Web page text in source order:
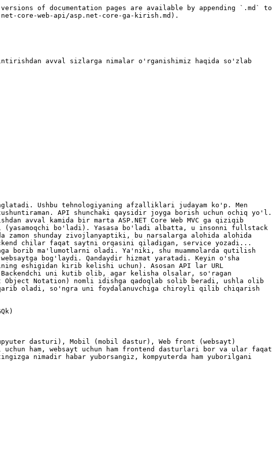
of documentation pages are available by appending `.md` to
core-web-api/asp.net-core-ga-kirish.md).
avval sizlarga nimalar o'rganishimiz haqida so'zlab
Ushbu tehnologiyaning afzalliklari judayam ko'p. Men
API shunchaki qaysidir joyga borish uchun ochiq yo'l.
avval kamida bir marta ASP.NET Core Web MVC ga qiziqib
(yasamoqchi bo'ladi). Yasasa bo'ladi albatta, u insonni fullstack
shunday zivojlanyaptiki, bu narsalarga alohida alohida
chilar faqat saytni orqasini qiladigan, service yozadi...
ma'lumotlarni oladi. Ya'niki, shu muammolarda qutilish
bog'laydi. Qandaydir hizmat yaratadi. Keyin o'sha
eshigidan kirib kelishi uchun). Asosan API lar URL
uni kutib olib, agar kelisha olsalar, so'ragan
Notation) nomli idishga qadoqlab solib beradi, ushla olib
oladi, so'ngra uni foydalanuvchiga chiroyli qilib chiqarish
dasturi), Mobil (mobil dastur), Web front (websayt)
ham, websayt uchun ham frontend dasturlari bor va ular faqat
nimadir habar yuborsangiz, kompyuterda ham yuborilgani